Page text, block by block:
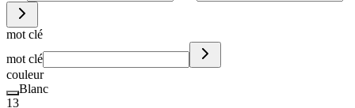
mot clé
mot clé
couleur
Blanc
13